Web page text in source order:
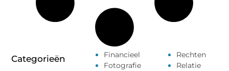
Categorieën
Financieel
Fotografie
Rechten
Relatie